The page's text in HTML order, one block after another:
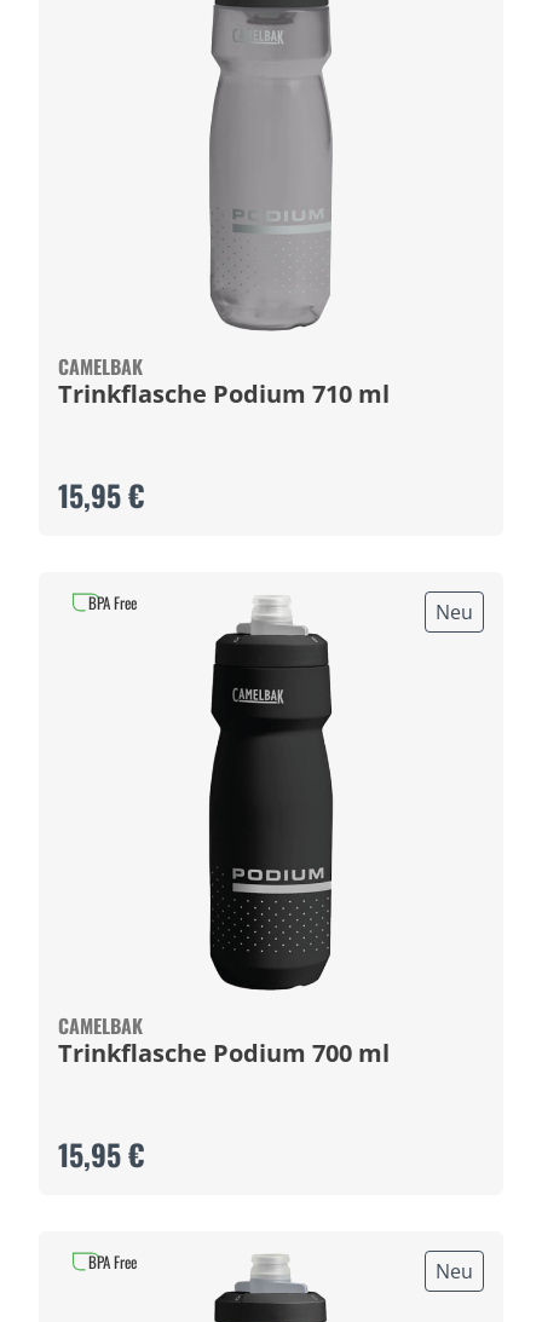
CAMELBAK
Trinkflasche Podium 710 ml
15,95 €
Neu
CAMELBAK
Trinkflasche Podium 700 ml
15,95 €
BPA Free
Neu
BPA Free